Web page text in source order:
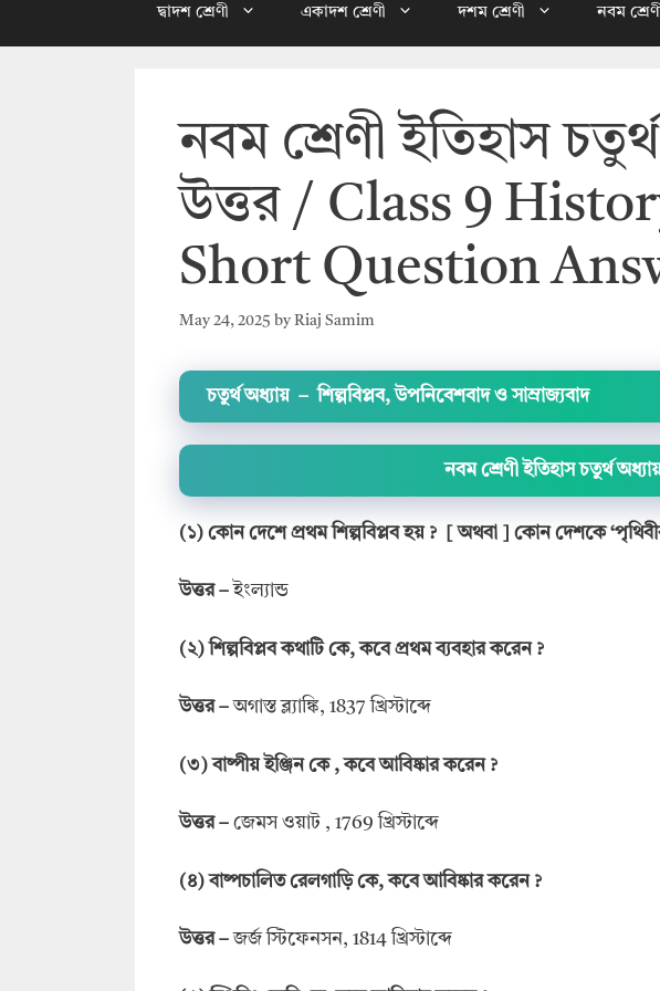
দ্বাদশ শ্রেণী একাদশ শ্রেণী দশম শ্রেণী নবম
নবম শ্রেণী ইতিহাস
উত্তর / Class 9
Short Question
May 24, 2025 by Riaj Samim
চতুর্থ অধ্যায় – শিল্পবিপ্লব, উপনিবেশবাদ ও সাম্রাজ্যবাদ
নবম শ্রেণী ইতিহাস চতুর্থ
(১) কোন দেশে প্রথম শিল্পবিপ্লব হয়? [অথবা কোন দেশকে‘
উত্তর – ইংল্যান্ড
(২)শিল্পবিপ্লব কথাটি কে,কবে প্রথম ব্যবহার করেন ?
উত্তর – অগাস্ত ব্ল্যাঙ্কি, 1837 খ্রিস্টাব্দে
(৩ )বাষ্পীয় ইঞ্জিন কে,কবে আবিষ্কার করেন?
উত্তর – জেমস ওয়াট , 1769 খ্রিস্টাব্দে
(৪)বাষ্পচালিত রেলগাড়ি কে,কবে আবিষ্কার করেন?
উত্তর – জর্জ স্টিফেনসন, 1814 খ্রিস্টাব্দে